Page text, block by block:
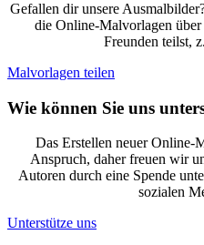
Gefallen dir unsere
die Online-Malvorlagen
Freunden teilst,
Malvorlagen teilen
Wie können Sie uns
Das Erstellen neuer
Anspruch, daher freuen wir
Autoren durch eine Spende
sozialen
Unterstütze uns